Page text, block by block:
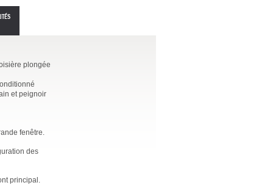
plongée
et peignoir
fenêtre.
des
principal.